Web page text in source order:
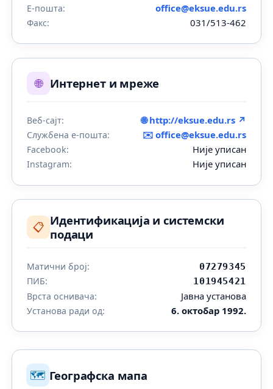
Е-пошта: office@eksue.edu.rs
Факс: 031/513-462
🌐 Интернет и мреже
Веб-сајт: 🌐 http://eksue.edu.rs ↗
Службена е-пошта: ✉️ office@eksue.edu.rs
Facebook: Није уписан
Instagram: Није уписан
📋 Идентификација и системски
подаци
Матични број: 07279345
ПИБ: 101945421
Врста оснивача: Јавна установа
Установа ради од: 6. октобар 1992.
🗺️ Географска мапа